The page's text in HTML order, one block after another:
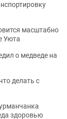
масштабно
Уюта
о медведе на
делать с
здоровью